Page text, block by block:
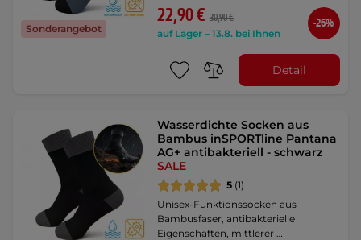
Sonderangebot
22,90 € 30,90 €
auf Lager – 13.8. bei Ihnen
-26%
Detail
Wasserdichte Socken aus
Bambus inSPORTline Pantana
AG+ antibakteriell - schwarz
SALE
5 (1)
Unisex-Funktionssocken aus
Bambusfaser, antibakterielle
Eigenschaften, mittlerer …